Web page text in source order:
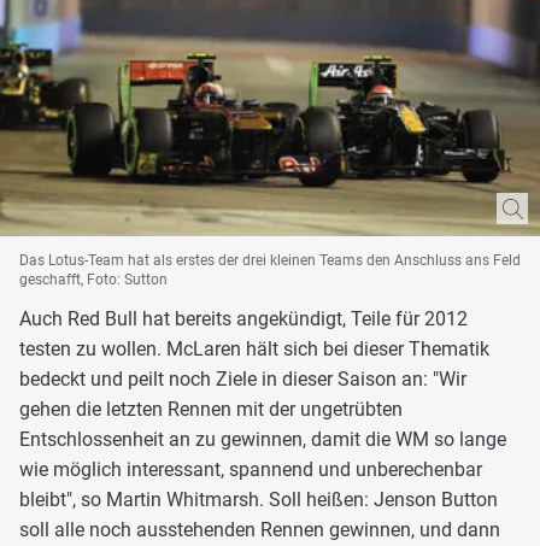
Das Lotus-Team hat als erstes der drei kleinen Teams den Anschluss ans Feld
geschafft, Foto: Sutton
Auch Red Bull hat bereits angekündigt, Teile für 2012
testen zu wollen. McLaren hält sich bei dieser Thematik
bedeckt und peilt noch Ziele in dieser Saison an: "Wir
gehen die letzten Rennen mit der ungetrübten
Entschlossenheit an zu gewinnen, damit die WM so lange
wie möglich interessant, spannend und unberechenbar
bleibt", so Martin Whitmarsh. Soll heißen: Jenson Button
soll alle noch ausstehenden Rennen gewinnen, und dann